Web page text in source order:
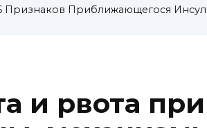
Признаков Приближающегося
и рвота